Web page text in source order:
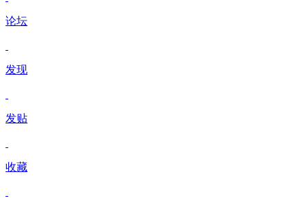
论坛
发现
发贴
收藏